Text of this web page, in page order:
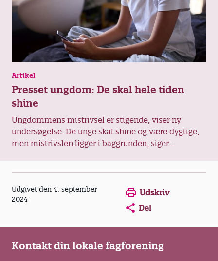
Artikel
Presset ungdom: De skal hele tiden
shine
Ungdommens mistrivsel er stigende, viser ny
undersøgelse. De unge skal shine og være dygtige,
men mistrivslen ligger i baggrunden, siger
Udgivet den 4. september
2024
Opens in a new window
Opens in a new
Udskriv
Del
Kontakt din lokale fagforening